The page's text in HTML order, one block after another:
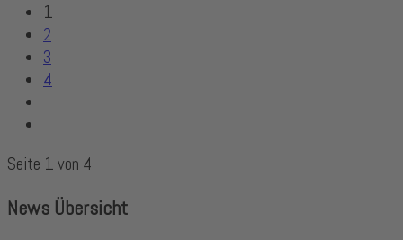
1
2
3
4
Seite 1 von 4
News Übersicht